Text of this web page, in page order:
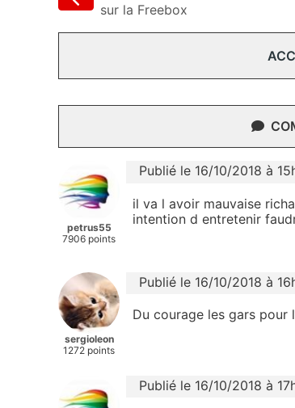
sur la Freebox
petrus55
7906 points
Publié le 16/10/2018 à
il va l avoir mauvaise
intention d entretenir
sergioleon
1272 points
Publié le 16/10/2018 à
Du courage les gars pour
Publié le 16/10/2018 à